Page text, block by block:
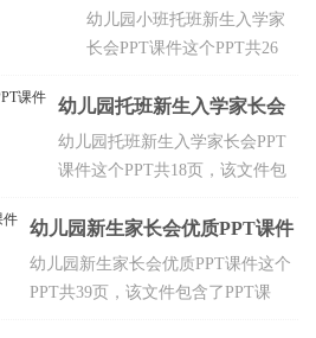
幼儿知道上幼儿园时对老师小朋友
家长的基本礼仪。
家长会PPT课件
幼儿园小班托班新生入学家
长会PPT课件这个PPT共26
主要包含班级介绍，本学期
培养目标，主要课程，小班
一日作息时间表，解决入园
事情等，欢迎点击下载。
幼儿园托班新生入学家长会
PPT课件
幼儿园托班新生入学家长会PPT
课件这个PPT共18页，该文件包
绍，小班幼儿的年龄特点，本学
期培养目标，主要课程，作息时
间，入园焦虑，家长配合等，欢
幼儿园新生家长会优质PPT课件
幼儿园新生家长会优质PPT课件这个
PPT共39页，该文件包含了PPT课